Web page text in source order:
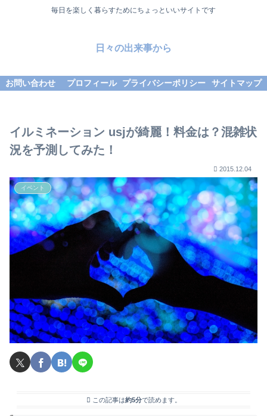
毎日を楽しく暮らすためにちょっといいサイトです
日々の出来事から
お問い合わせ プロフィール プライバシーポリシー サイトマップ
イルミネーション usjが綺麗！料金は？混雑状
況を予測してみた！
2015.12.04
イベント
この記事は約5分で読めます。